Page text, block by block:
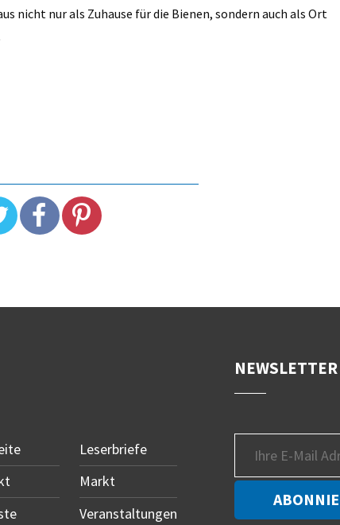
nicht nur als Zuhause für die Bienen, sondern auch als Ort
Leserbriefe
Markt
Veranstaltungen
NEWSLETTER